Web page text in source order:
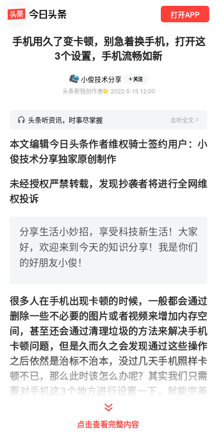
打开APP
手机用久了变卡顿，别急着换手机，打开这
3个设置，手机流畅如新
小俊技术分享 关注
头条新锐创作者
  2022-5-15 12:00
头条听资讯，时事尽掌握 去听全文
本文编辑今日头条作者维权骑士签约用户：小
俊技术分享独家原创制作
未经授权严禁转载，发现抄袭者将进行全网维
权投诉
分享生活小妙招，享受科技新生活！大家
好，欢迎来到今天的知识分享！我是你们
的好朋友小俊！
很多人在手机出现卡顿的时候，一般都会通过
删除一些不必要的图片或者视频来增加内存空
间，甚至还会通过清理垃圾的方法来解决手机
卡顿问题，但是久而久之会发现通过这些操作
之后依然是治标不治本，没过几天手机照样卡
顿不已，那么此时该怎么办呢？其实我们只需
要对手机这3个地方进行设置一下，就能完美
解决手机卡顿现象，让手机跟买来的时候一样
流畅，具体是哪几个设置呢？一起来看看，建
点击查看完整内容